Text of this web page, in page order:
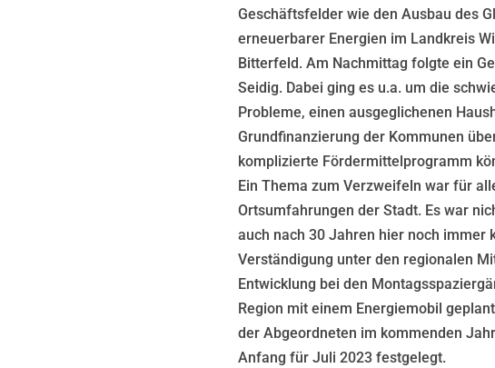
Geschäftsfelder wie den Ausbau des
erneuerbarer Energien im Landkreis
Bitterfeld. Am Nachmittag folgte ein
Seidig. Dabei ging es u.a. um die
Probleme, einen ausgeglichenen
Grundfinanzierung der Kommunen
komplizierte Fördermittelprogramm
Ein Thema zum Verzweifeln war für
Ortsumfahrungen der Stadt. Es war
auch nach 30 Jahren hier noch immer
Verständigung unter den regionalen
Entwicklung bei den
Region mit einem Energiemobil
der Abgeordneten im kommenden
Anfang für Juli 2023 festgelegt.